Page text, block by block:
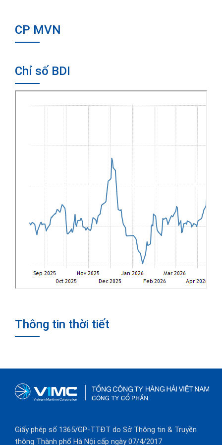
CP MVN
Chỉ số BDI
Thông tin thời tiết
Giấy phép số 1365/GP-TTĐT do Sở Thông tin & Truyền
thông Thành phố Hà Nội cấp ngày 07/4/2017